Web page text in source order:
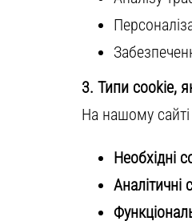
3. Типи cookie,
На нашому
Необхідні
Аналітичні